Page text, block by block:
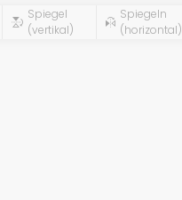
Spiegel
(vertikal)
Spiegeln
(horizontal)